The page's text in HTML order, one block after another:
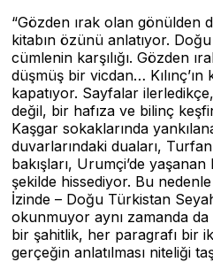
“Gözden ırak olan gönülden
kitabın özünü anlatıyor.
cümlenin karşılığı. Gözden
düşmüş bir vicdan…
kapatıyor. Sayfalar
değil, bir hafıza ve bilinç
Kaşgar sokaklarında
duvarlarındaki duaları,
bakışları, Urumçi’de
şekilde hissediyor. Bu
İzinde – Doğu Türkistan
okunmuyor aynı zamanda da
bir şahitlik, her paragrafı bir
gerçeğin anlatılması niteliği